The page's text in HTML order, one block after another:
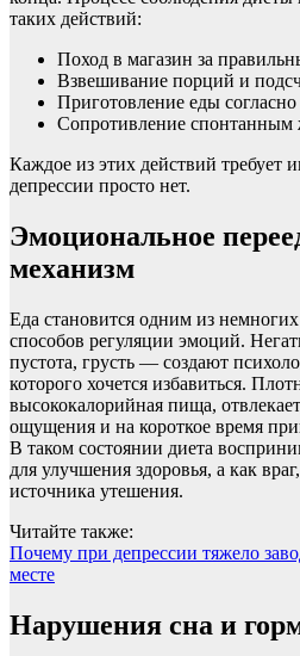
таких действий:
Поход в магазин за
Взвешивание порций и
Приготовление еды согласно
Сопротивление спонтанным
Каждое из этих действий требует
депрессии просто нет.
Эмоциональное
механизм
Еда становится одним из
способов регуляции эмоций.
пустота, грусть — создают
которого хочется избавиться.
высококалорийная пища,
ощущения и на короткое время
В таком состоянии диета
для улучшения здоровья, а как
источника утешения.
Читайте также:
Почему при депрессии тяжело
месте
Нарушения сна и